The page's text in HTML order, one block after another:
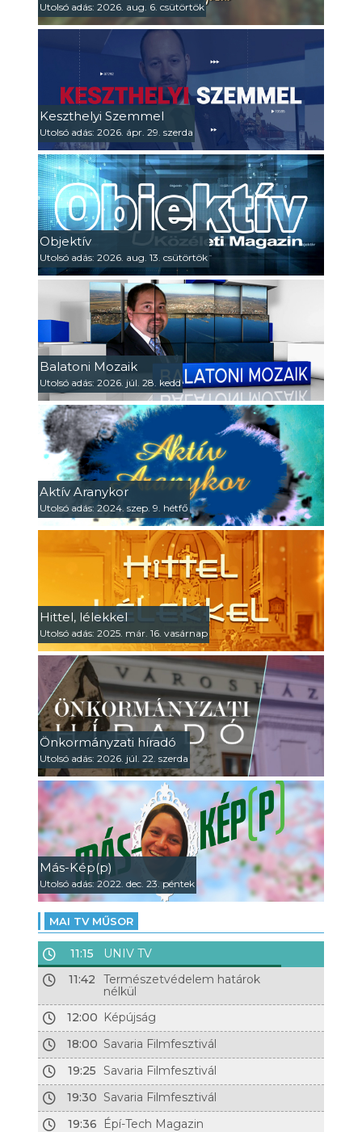
Utolsó adás: 2026. aug. 6. csütörtök
Keszthelyi Szemmel
Utolsó adás: 2026. ápr. 29. szerda
Objektív
Utolsó adás: 2026. aug. 13. csütörtök
Balatoni Mozaik
Utolsó adás: 2026. júl. 28. kedd
Aktív Aranykor
Utolsó adás: 2024. szep. 9. hétfő
Hittel, lélekkel
Utolsó adás: 2025. már. 16. vasárnap
Önkormányzati híradó
Utolsó adás: 2026. júl. 22. szerda
Más-Kép(p)
Utolsó adás: 2022. dec. 23. péntek
MAI TV MŰSOR
11:15
UNIV TV
11:42
Természetvédelem határok
nélkül
12:00 Képújság
18:00 Savaria Filmfesztivál
19:25 Savaria Filmfesztivál
19:30 Savaria Filmfesztivál
19:36
Épí-Tech Magazin